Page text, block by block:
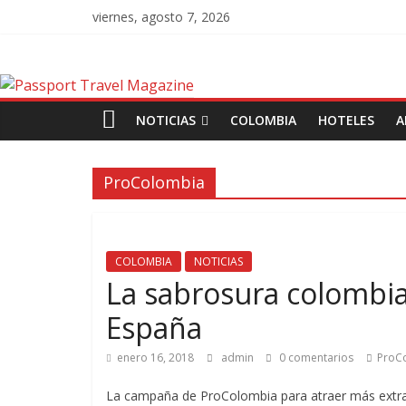
viernes, agosto 7, 2026
NOTICIAS COLOMBIA HOTELES
ProColombia
COLOMBIA NOTICIAS
La sabrosura
España
enero 16, 2018 admin 0 comentarios
La campaña de ProColombia para atraer más